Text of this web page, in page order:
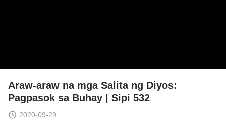
Araw-araw na mga Salita ng Diyos:
Pagpasok sa Buhay | Sipi 532
2020-09-29